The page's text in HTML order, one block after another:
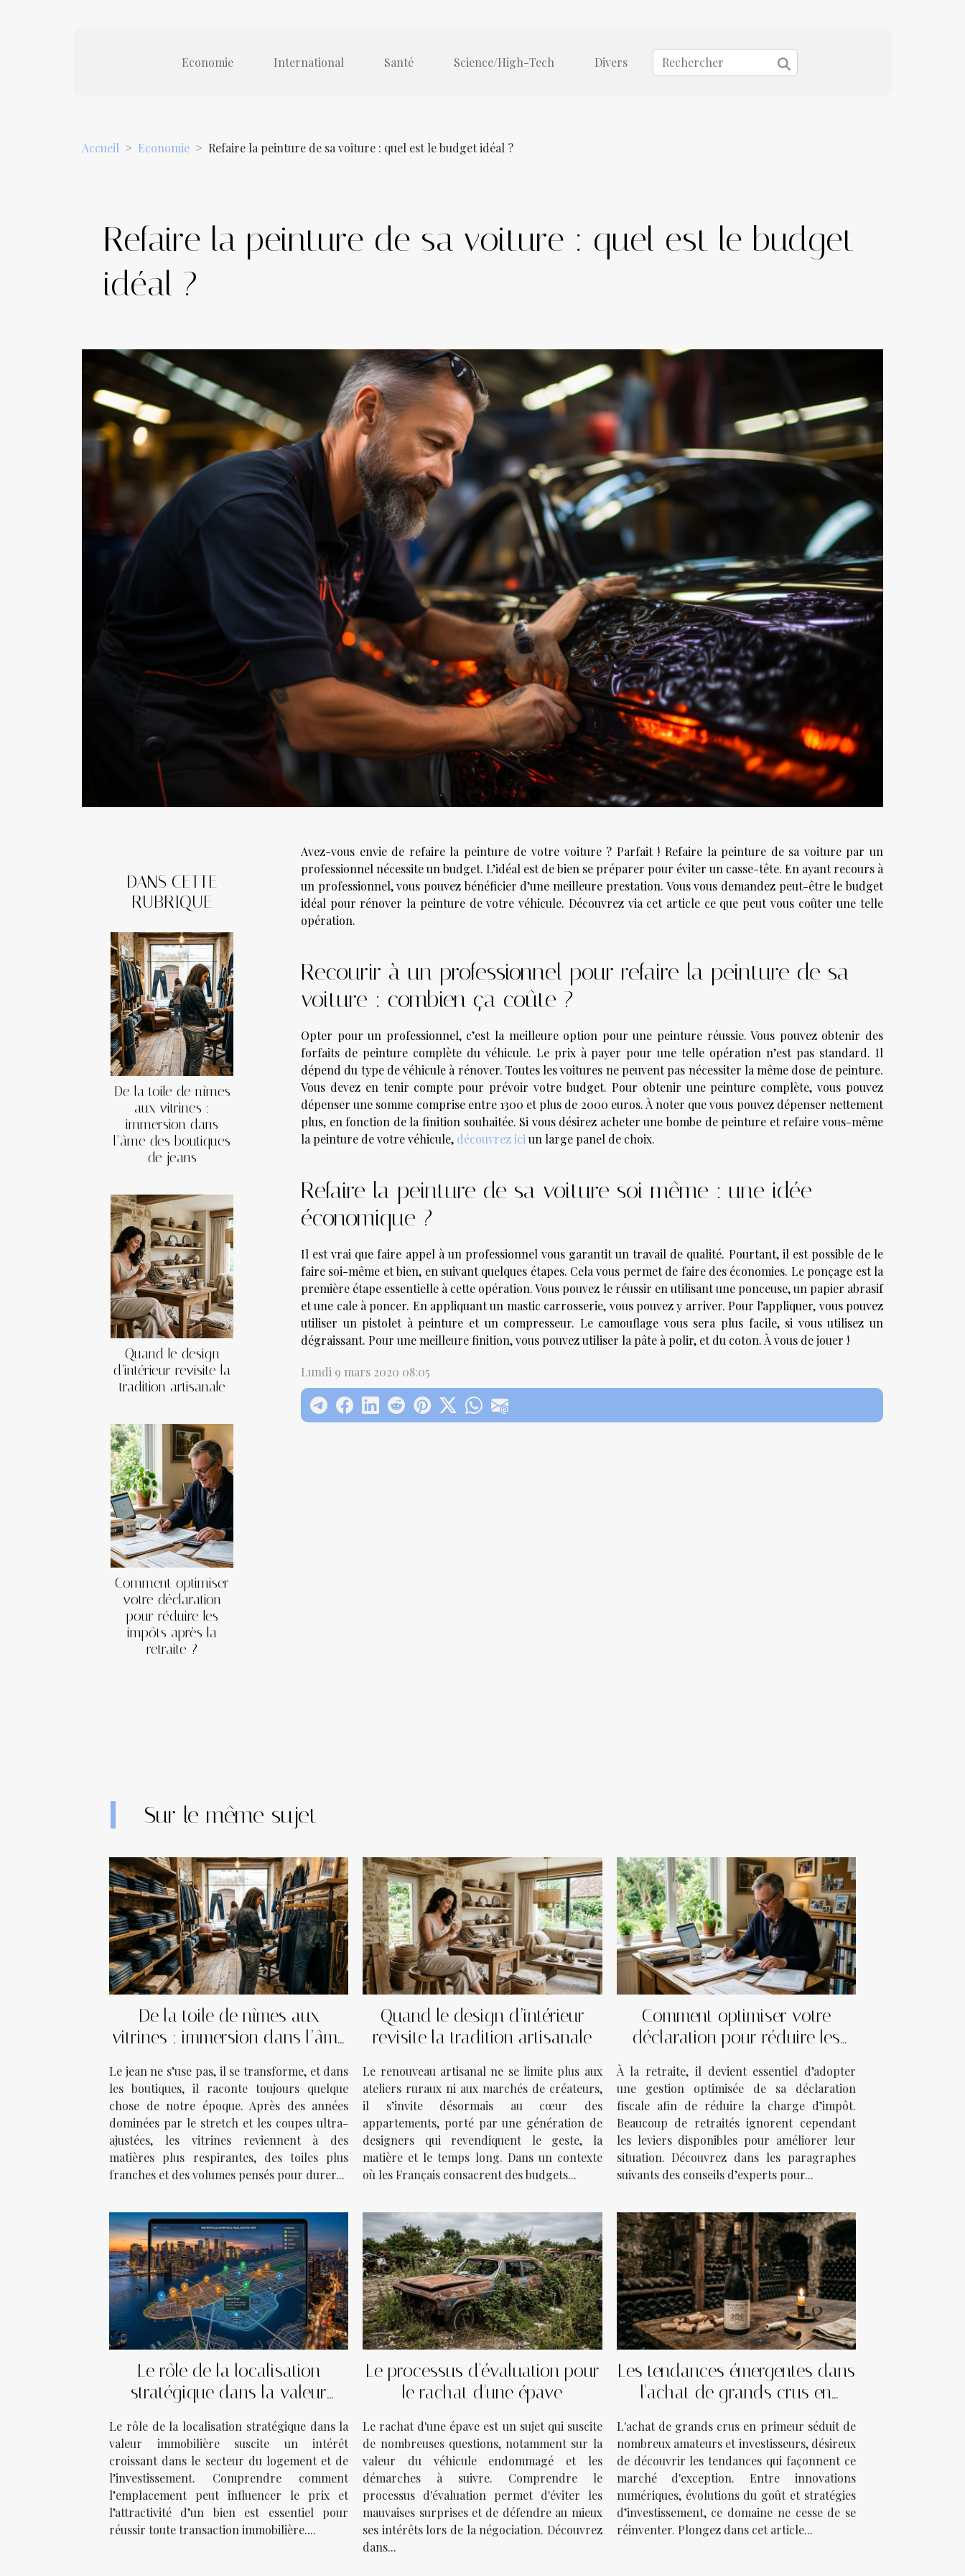
Economie International Santé Science/High-Tech Divers
Accueil Economie Refaire la peinture de sa voiture : quel est le budget idéal ?
Refaire la peinture de sa voiture : quel est le budget
idéal ?
DANS CETTE
RUBRIQUE
De la toile de nîmes
aux vitrines :
immersion dans
l’âme des boutiques
de jeans
Quand le design
d’intérieur revisite la
tradition artisanale
Comment optimiser
votre déclaration
pour réduire les
impôts après la
retraite ?
Avez-vous envie de refaire la peinture de votre voiture ? Parfait ! Refaire la peinture de sa voiture par un
professionnel nécessite un budget. L’idéal est de bien se préparer pour éviter un casse-tête. En ayant recours à
un professionnel, vous pouvez bénéficier d’une meilleure prestation. Vous vous demandez peut-être le budget
idéal pour rénover la peinture de votre véhicule. Découvrez via cet article ce que peut vous coûter une telle
opération.
Recourir à un professionnel pour refaire la peinture de sa
voiture : combien ça coûte ?
Opter pour un professionnel, c’est la meilleure option pour une peinture réussie. Vous pouvez obtenir des
forfaits de peinture complète du véhicule. Le prix à payer pour une telle opération n’est pas standard. Il
dépend du type de véhicule à rénover. Toutes les voitures ne peuvent pas nécessiter la même dose de peinture.
Vous devez en tenir compte pour prévoir votre budget. Pour obtenir une peinture complète, vous pouvez
dépenser une somme comprise entre 1300 et plus de 2000 euros. À noter que vous pouvez dépenser nettement
plus, en fonction de la finition souhaitée. Si vous désirez acheter une bombe de peinture et refaire vous-même
la peinture de votre véhicule, découvrez iciun large panel de choix.
Refaire la peinture de sa voiture soi même : une idée
économique ?
Il est vrai que faire appel à un professionnel vous garantit un travail de qualité. Pourtant, il est possible de le
faire soi-même et bien, en suivant quelques étapes. Cela vous permet de faire des économies. Le ponçage est la
première étape essentielle à cette opération. Vous pouvez le réussir en utilisant une ponceuse, un papier abrasif
et une cale à poncer. En appliquant un mastic carrosserie, vous pouvez y arriver. Pour l’appliquer, vous pouvez
utiliser un pistolet à peinture et un compresseur. Le camouflage vous sera plus facile, si vous utilisez un
dégraissant. Pour une meilleure finition, vous pouvez utiliser la pâte à polir, et du coton. À vous de jouer !
Lundi 9 mars 2020 08:05
Sur le même sujet
De la toile de nîmes aux
vitrines : immersion dans l’âme
Le jean ne s’use pas, il se transforme, et dans
les boutiques, il raconte toujours quelque
chose de notre époque. Après des années
dominées par le stretch et les coupes ultra-
ajustées, les vitrines reviennent à des
matières plus respirantes, des toiles plus
franches et des volumes pensés pour durer...
Quand le design d’intérieur
revisite la tradition artisanale
Le renouveau artisanal ne se limite plus aux
ateliers ruraux ni aux marchés de créateurs,
il s’invite désormais au cœur des
appartements, porté par une génération de
designers qui revendiquent le geste, la
matière et le temps long. Dans un contexte
où les Français consacrent des budgets...
Comment optimiser votre
déclaration pour réduire les
À la retraite, il devient essentiel d’adopter
une gestion optimisée de sa déclaration
fiscale afin de réduire la charge d’impôt.
Beaucoup de retraités ignorent cependant
les leviers disponibles pour améliorer leur
situation. Découvrez dans les paragraphes
suivants des conseils d’experts pour...
Le rôle de la localisation
stratégique dans la valeur
Le rôle de la localisation stratégique dans la
valeur immobilière suscite un intérêt
croissant dans le secteur du logement et de
l’investissement. Comprendre comment
l’emplacement peut influencer le prix et
l’attractivité d’un bien est essentiel pour
réussir toute transaction immobilière....
Le processus d'évaluation pour
le rachat d'une épave
Le rachat d'une épave est un sujet qui suscite
de nombreuses questions, notamment sur la
valeur du véhicule endommagé et les
démarches à suivre. Comprendre le
processus d'évaluation permet d'éviter les
mauvaises surprises et de défendre au mieux
ses intérêts lors de la négociation. Découvrez
dans...
Les tendances émergentes dans
l'achat de grands crus en
L'achat de grands crus en primeur séduit de
nombreux amateurs et investisseurs, désireux
de découvrir les tendances qui façonnent ce
marché d'exception. Entre innovations
numériques, évolutions du goût et stratégies
d’investissement, ce domaine ne cesse de se
réinventer. Plongez dans cet article...